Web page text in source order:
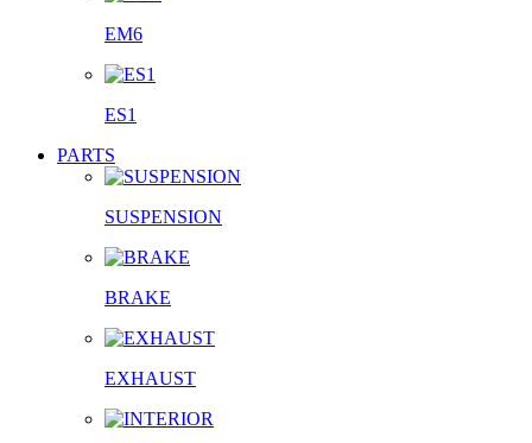
EM6
ES1
PARTS
SUSPENSION
BRAKE
EXHAUST